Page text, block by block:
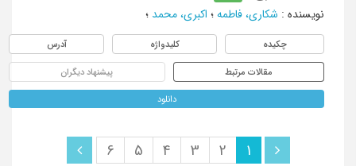
نویسنده: شکاری، فاطمه؛ اکبری، محمد؛
چکیده کلیدواژه آدرس
مقالات مرتبط پیشنهاد دیگران
دانلود
1
2
3
4
5
6